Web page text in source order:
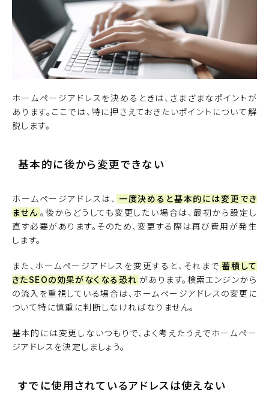
ホームページアドレスを決めるときは、さまざまなポイントが
あります。ここでは、特に押さえておきたいポイントについて解
説します。
基本的に後から変更できない
ホームページアドレスは、 一度決めると基本的には変更でき
ません 。後からどうしても変更したい場合は、最初から設定し
直す必要があります。そのため、変更する際は再び費用が発生
します。
また、ホームページアドレスを変更すると、それまで 蓄積して
きたSEOの効果がなくなる恐れ があります。検索エンジンから
の流入を重視している場合は、ホームページアドレスの変更に
ついて特に慎重に判断しなければなりません。
基本的には変更しないつもりで、よく考えたうえでホームペー
ジアドレスを決定しましょう。
すでに使用されているアドレスは使えない